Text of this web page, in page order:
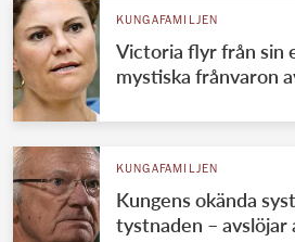
KUNGAFAMILJEN
Victoria flyr från sin
mystiska frånvaron
KUNGAFAMILJEN
Kungens okända
tystnaden – avslöjar